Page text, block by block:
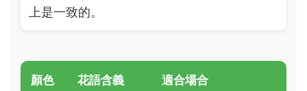
上是一致的。
顏色 花語含義 適合場合